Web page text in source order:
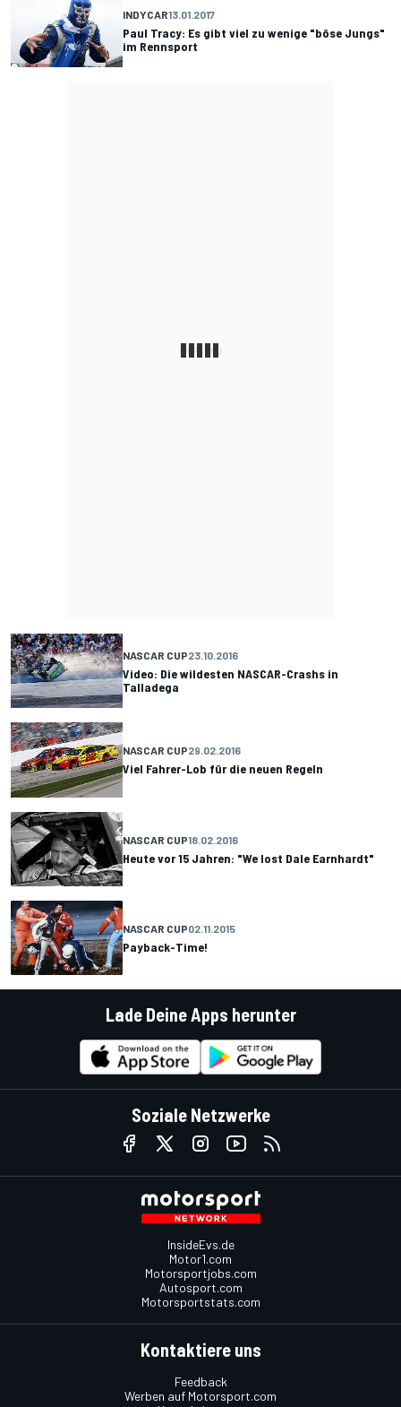
INDYCAR13.01.2017
Paul Tracy: Es gibt viel zu wenige "böse Jungs"
im Rennsport
NASCAR CUP23.10.2016
Video: Die wildesten NASCAR-Crashs in
Talladega
NASCAR CUP29.02.2016
Viel Fahrer-Lob für die neuen Regeln
NASCAR CUP18.02.2016
Heute vor 15 Jahren: "We lost Dale Earnhardt"
NASCAR CUP02.11.2015
Payback-Time!
Lade Deine Apps herunter
Soziale Netzwerke
InsideEvs.de
Motor1.com
Motorsportjobs.com
Autosport.com
Motorsportstats.com
Kontaktiere uns
Feedback
Werben auf Motorsport.com